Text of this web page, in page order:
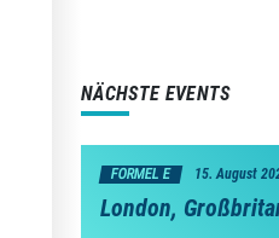
NÄCHSTE EVENTS
FORMEL E 15. August
London,